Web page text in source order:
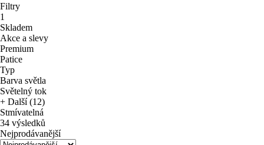
Filtry
1
Skladem
Akce a slevy
Premium
Patice
Typ
Barva světla
Světelný tok
+ Další (12)
Stmívatelná
34 výsledků
Nejprodávanější